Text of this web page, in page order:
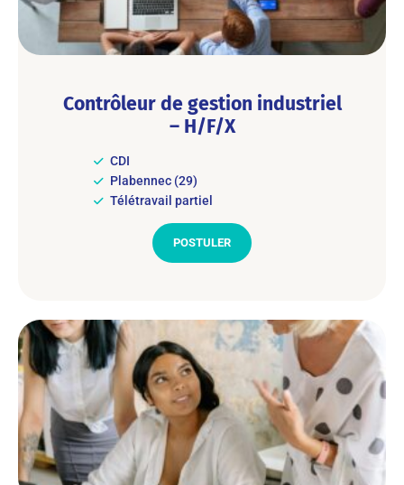
Contrôleur de gestion industriel
– H/F/X
CDI
Plabennec (29)
Télétravail partiel
POSTULER